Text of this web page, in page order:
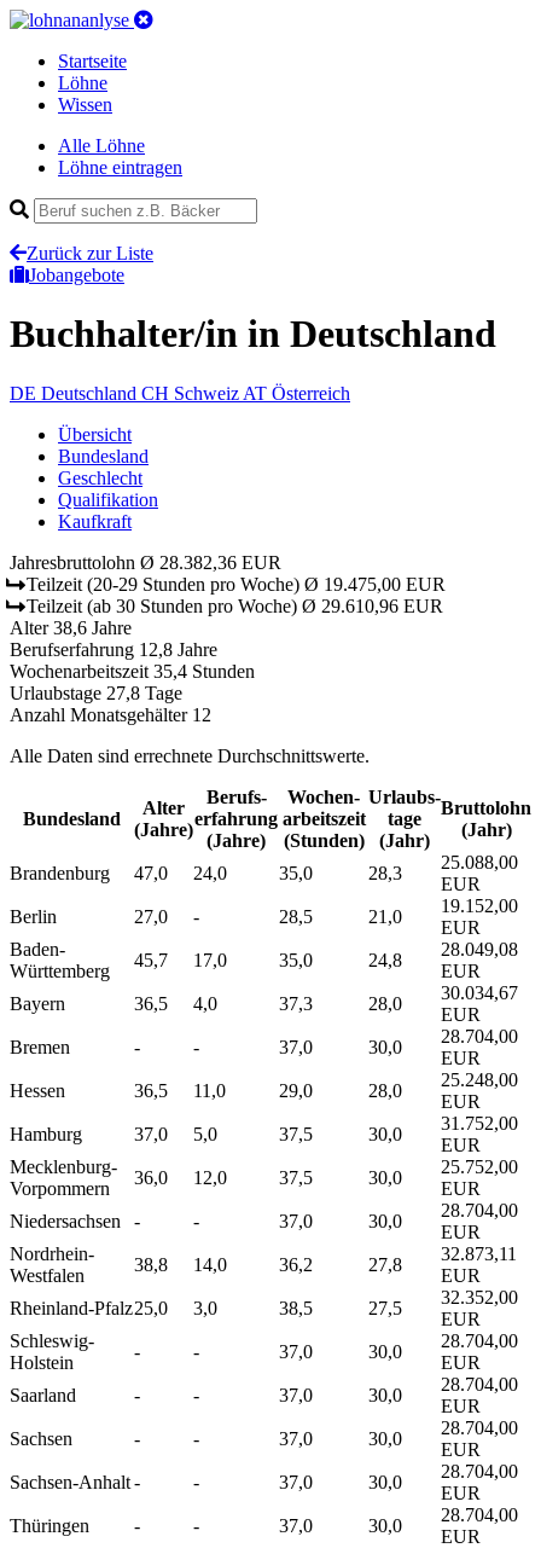
Startseite
Löhne
Wissen
Alle Löhne
Löhne eintragen
Zurück zur Liste
Jobangebote
Buchhalter/in in Deutschland
DE Deutschland CH Schweiz AT Österreich
Übersicht
Bundesland
Geschlecht
Qualifikation
Kaufkraft
Jahresbruttolohn Ø 28.382,36 EUR
Teilzeit (20-29 Stunden pro Woche) Ø 19.475,00 EUR
Teilzeit (ab 30 Stunden pro Woche) Ø 29.610,96 EUR
Alter 38,6 Jahre
Berufserfahrung 12,8 Jahre
Wochenarbeitszeit 35,4 Stunden
Urlaubstage 27,8 Tage
Anzahl Monatsgehälter 12
Alle Daten sind errechnete Durchschnittswerte.
Bundesland
Alter
(Jahre)
Berufs­
erfahrung
(Jahre)
Wochen­
arbeitszeit
(Stunden)
Urlaubs­
tage
(Jahr)
Bruttolohn
(Jahr)
Brandenburg 47,0 24,0 35,0 28,3
25.088,00
EUR
Berlin
27,0 - 28,5 21,0
19.152,00
EUR
Baden-
Württemberg
45,7 17,0 35,0 24,8
28.049,08
EUR
Bayern
36,5 4,0 37,3 28,0
30.034,67
EUR
Bremen
- - 37,0 30,0
28.704,00
EUR
Hessen
36,5 11,0 29,0 28,0
25.248,00
EUR
Hamburg
37,0 5,0 37,5 30,0
31.752,00
EUR
Mecklenburg-
Vorpommern
36,0 12,0 37,5 30,0
25.752,00
EUR
Niedersachsen
- - 37,0 30,0
28.704,00
EUR
Nordrhein-
Westfalen
38,8 14,0 36,2 27,8
32.873,11
EUR
Rheinland-Pfalz25,0 3,0 38,5 27,5
32.352,00
EUR
Schleswig-
Holstein
- - 37,0 30,0
28.704,00
EUR
Saarland
- - 37,0 30,0
28.704,00
EUR
Sachsen
- - 37,0 30,0
28.704,00
EUR
Sachsen-Anhalt- - 37,0 30,0
28.704,00
EUR
Thüringen
- - 37,0 30,0
28.704,00
EUR